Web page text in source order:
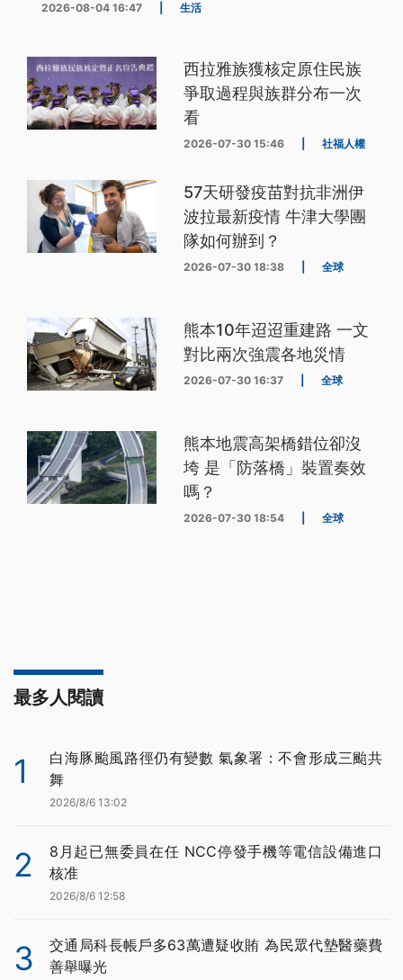
2026-08-04 16:47 生活
西拉雅族獲核定原住民族
爭取過程與族群分布一次
看
2026-07-30 15:46 社福人權
57天研發疫苗對抗非洲伊
波拉最新疫情 牛津大學團
隊如何辦到？
2026-07-30 18:38 全球
熊本10年迢迢重建路 一文
對比兩次強震各地災情
2026-07-30 16:37 全球
熊本地震高架橋錯位卻沒
垮 是「防落橋」裝置奏效
嗎？
2026-07-30 18:54 全球
最多人閱讀
1
白海豚颱風路徑仍有變數 氣象署：不會形成三颱共
舞
2026/8/6 13:02
2
8月起已無委員在任 NCC停發手機等電信設備進口
核准
2026/8/6 12:58
3
交通局科長帳戶多63萬遭疑收賄 為民眾代墊醫藥費
善舉曝光